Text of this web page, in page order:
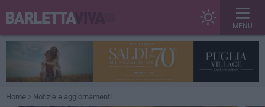
MENU
Home Notizie e aggiornamenti